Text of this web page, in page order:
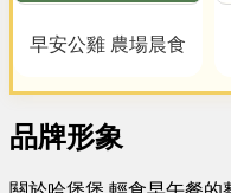
早安公雞 農場晨食
品牌形象